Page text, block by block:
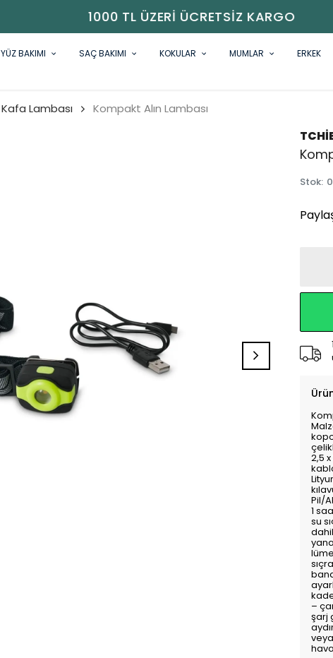
1000 TL ÜZERI ÜCRETSIZ KARGO
YÜZ BAKIMI SAÇ BAKIMI KOKULAR MUMLAR ERKEK
Kafa Lambası Kompakt Alın Lambası
Stok: 0
2,5
Pil/
1
su
–
şarj